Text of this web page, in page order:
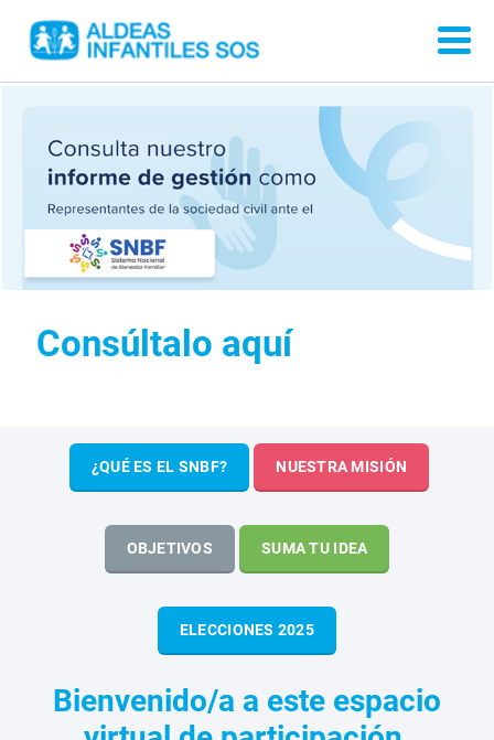
Consúltalo aquí
¿QUÉ ES EL SNBF? NUESTRA MISIÓN
OBJETIVOS SUMA TU IDEA
ELECCIONES 2025
Bienvenido/a a este espacio